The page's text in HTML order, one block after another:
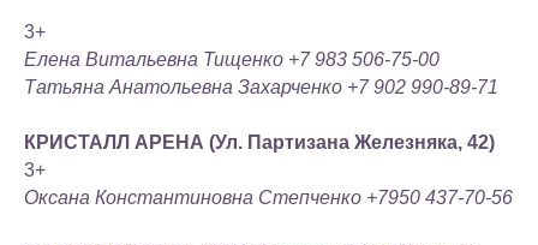
3+
Елена Витальевна Тищенко +7 983 506-75-00
Татьяна Анатольевна Захарченко +7 902 990-89-71
КРИСТАЛЛ АРЕНА (Ул. Партизана Железняка, 42)
3+
Оксана Константиновна Степченко +7950 437-70-56